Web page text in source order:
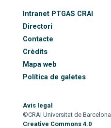
Intranet PTGAS CRAI
Directori
Contacte
Crèdits
Mapa web
Política de galetes
Avís legal
©CRAI Universitat de Barcelona
Creative Commons 4.0